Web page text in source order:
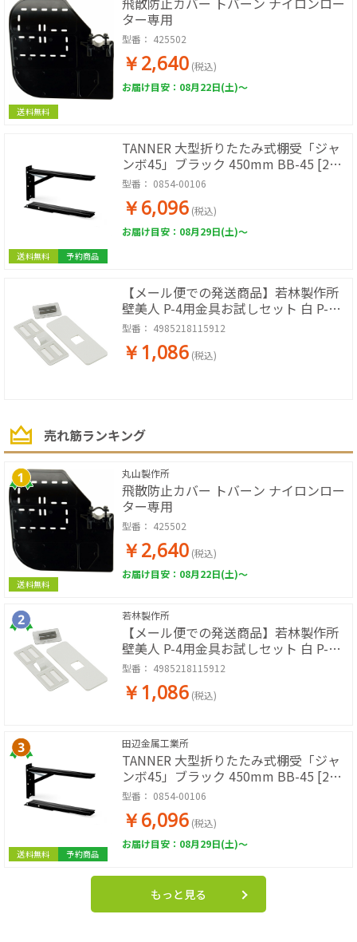
送料無料
ター専用
型番： 425502
￥2,640 (税込)
お届け目安：08月22日(土)～
送料無料 予約商品
TANNER 大型折りたたみ式棚受「ジャ
ンボ45」ブラック 450mm BB-45 [2本
入]
型番： 0854-00106
￥6,096 (税込)
お届け目安：08月29日(土)～
【メール便での発送商品】若林製作所
壁美人 P-4用金具お試しセット 白 P-
4Shw-1
型番： 4985218115912
￥1,086 (税込)
売れ筋ランキング
送料無料
丸山製作所
飛散防止カバー トバーン ナイロンロー
ター専用
型番： 425502
￥2,640 (税込)
お届け目安：08月22日(土)～
若林製作所
【メール便での発送商品】若林製作所
壁美人 P-4用金具お試しセット 白 P-
4Shw-1
型番： 4985218115912
￥1,086 (税込)
送料無料 予約商品
田辺金属工業所
TANNER 大型折りたたみ式棚受「ジャ
ンボ45」ブラック 450mm BB-45 [2本
入]
型番： 0854-00106
￥6,096 (税込)
お届け目安：08月29日(土)～
もっと見る